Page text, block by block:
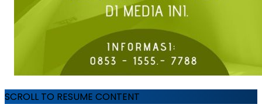
SCROLL TO RESUME CONTENT